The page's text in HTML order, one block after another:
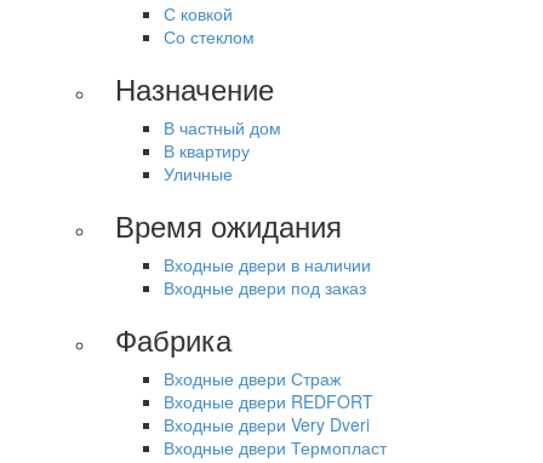
С ковкой
Со стеклом
Назначение
В частный дом
В квартиру
Уличные
Время ожидания
Входные двери в наличии
Входные двери под заказ
Фабрика
Входные двери Страж
Входные двери REDFORT
Входные двери Very Dveri
Входные двери Термопласт